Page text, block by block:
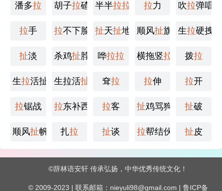
潘多拉 胡子拉碴 半半拉拉 拉力 吹拉弹唱
拉手 拉不下脸 扯天扯地 顺风扯旗 生拉硬拽
扯淡 杀鸡扯脖 哗拉拉 横拖竖拉 拨拉
生拉活扯 生拉活扯 耷拉 拉伸 拉开
拉锯战 拉东补西 拉客 扯鸡骂狗 扯破
顺风扯帆 扎拉 扯谈 拉帮结伙 扯皮
©辞林语安轩 传承弘扬，中华优秀传统文化！
© 2009-2023 | 联系邮箱：nieyuli98@gmail.com | 鲁ICP备